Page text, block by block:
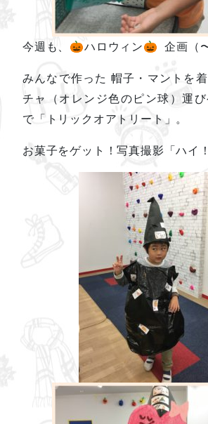
今週も、🎃ハロウィン🎃 企画（
みんなで作った 帽子・マントを
チャ（オレンジ色のピン球）運
で「トリックオアトリート」。
お菓子をゲット！写真撮影「ハイ